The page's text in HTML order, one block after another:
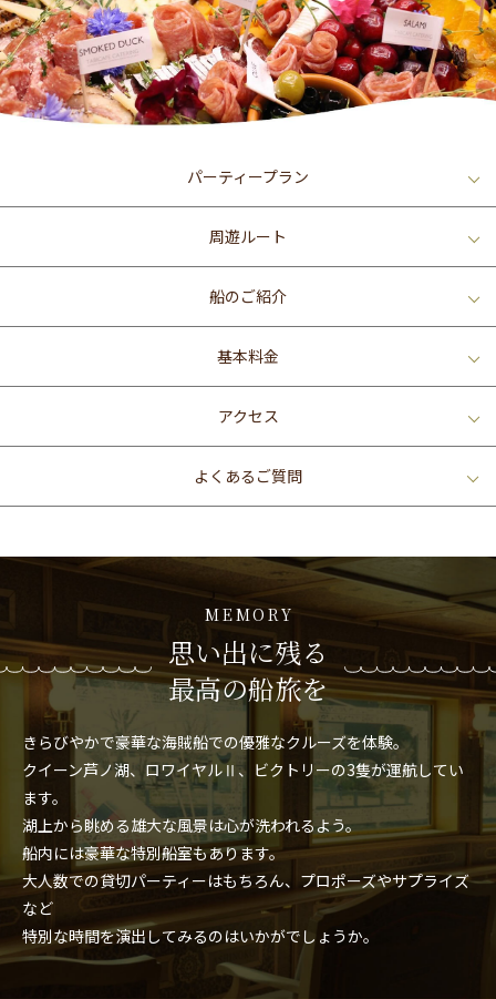
パーティープラン
周遊ルート
船のご紹介
基本料金
アクセス
よくあるご質問
MEMORY
思い出に残る
最高の船旅を
きらびやかで豪華な海賊船での優雅なクルーズを体験。
クイーン芦ノ湖、ロワイヤルⅡ、ビクトリーの3隻が運航してい
ます。
湖上から眺める雄大な風景は心が洗われるよう。
船内には豪華な特別船室もあります。
大人数での貸切パーティーはもちろん、プロポーズやサプライズ
など
特別な時間を演出してみるのはいかがでしょうか。